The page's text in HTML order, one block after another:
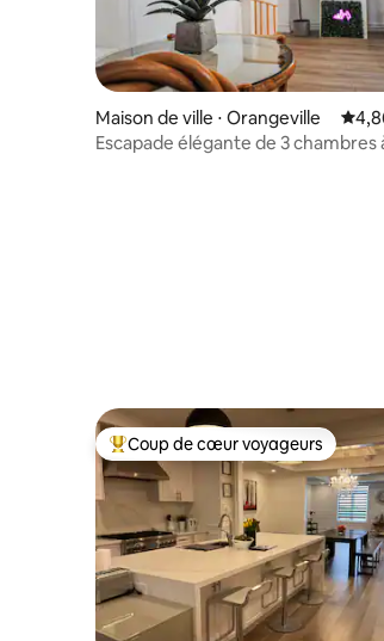
Maison de ville ⋅ Orangeville
Escapade élégante de 3 chambres
Coups de cœur voyageurs les plus
Coup de cœur voyageurs